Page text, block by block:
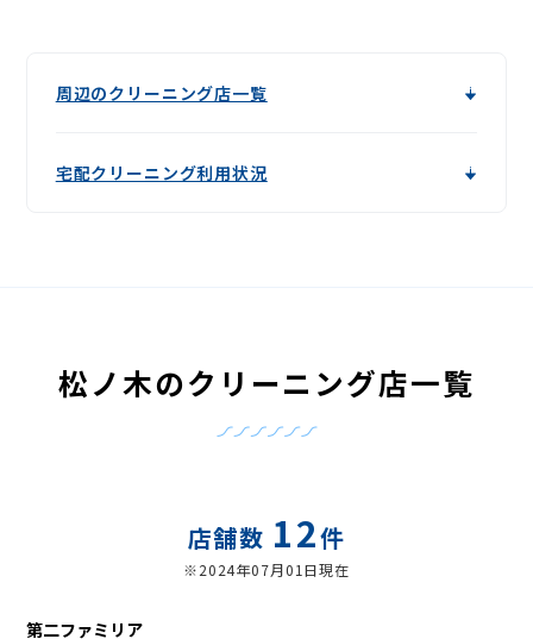
周辺のクリーニング店一覧
宅配クリーニング利用状況
松ノ木のクリーニング店一覧
店舗数 12件
※2024年07月01日現在
第二ファミリア